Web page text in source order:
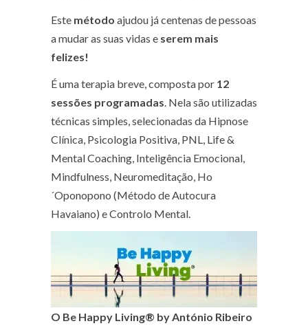
Este método ajudou já centenas de pessoas
a mudar as suas vidas e serem mais
felizes!
É uma terapia breve, composta por 12
sessões programadas. Nela são utilizadas
técnicas simples, selecionadas da Hipnose
Clínica, Psicologia Positiva, PNL, Life &
Mental Coaching, Inteligência Emocional,
Mindfulness, Neuromeditação, Ho
´Oponopono (Método de Autocura
Havaiano) e Controlo Mental.
O Be Happy Living® by António Ribeiro